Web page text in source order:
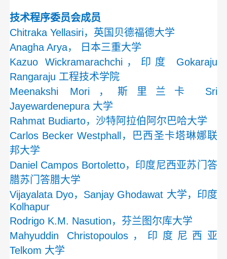
技术程序委员会成员
Chitraka Yellasiri，英国贝德福德大学
Anagha Arya， 日本三重大学
Kazuo Wickramarachchi，印度 Gokaraju
Rangaraju 工程技术学院
Meenakshi Mori，斯里兰卡 Sri
Jayewardenepura 大学
Rahmat Budiarto，沙特阿拉伯阿尔巴哈大学
Carlos Becker Westphall，巴西圣卡塔琳娜联
邦大学
Daniel Campos Bortoletto，印度尼西亚苏门答
腊苏门答腊大学
Vijayalata Dyo，Sanjay Ghodawat 大学，印度
Kolhapur
Rodrigo K.M. Nasution，芬兰图尔库大学
Mahyuddin Christopoulos，印度尼西亚
Telkom 大学